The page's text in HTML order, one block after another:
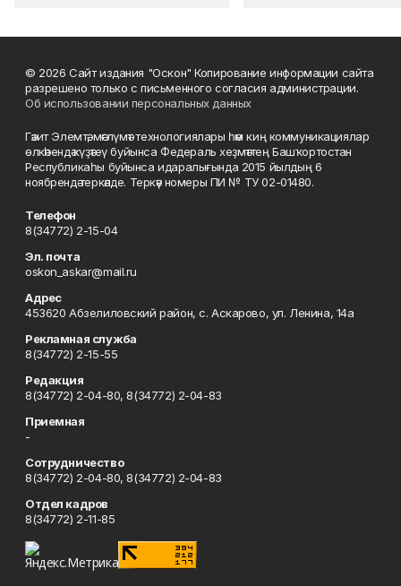
© 2026 Сайт издания "Оскон" Копирование информации сайта
разрешено только с письменного согласия администрации.
Об использовании персональных данных
Гәзит Элемтә, мәғлүмәт технологиялары һәм киң коммуникациялар
өлкәһендә күҙәтеү буйынса Федераль хеҙмәттең Башҡортостан
Республикаһы буйынса идаралығында 2015 йылдың 6
ноябрендә теркәлде. Теркәү номеры ПИ № ТУ 02-01480.
Телефон
8(34772) 2-15-04
Эл. почта
oskon_askar@mail.ru
Адрес
453620 Абзелиловский район, с. Аскарово, ул. Ленина, 14а
Рекламная служба
8(34772) 2-15-55
Редакция
8(34772) 2-04-80, 8(34772) 2-04-83
Приемная
-
Сотрудничество
8(34772) 2-04-80, 8(34772) 2-04-83
Отдел кадров
8(34772) 2-11-85